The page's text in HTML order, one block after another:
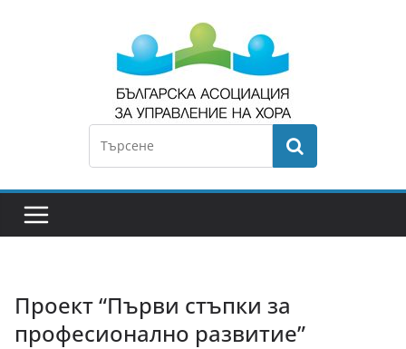
Проект “Първи стъпки за
професионално развитие”